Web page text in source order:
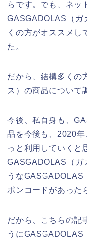
らです。でも、ネッ
GASGADOLAS（ガ
くの方がオススメし
た。
だから、結構多くの
ス）の商品について
今後、私自身も、
品を今後も、2020
っと利用していくと
GASGADOLAS（ガ
うなGASGADOLAS
ポンコードがあった
だから、こちらの記
うにGASGADOLAS